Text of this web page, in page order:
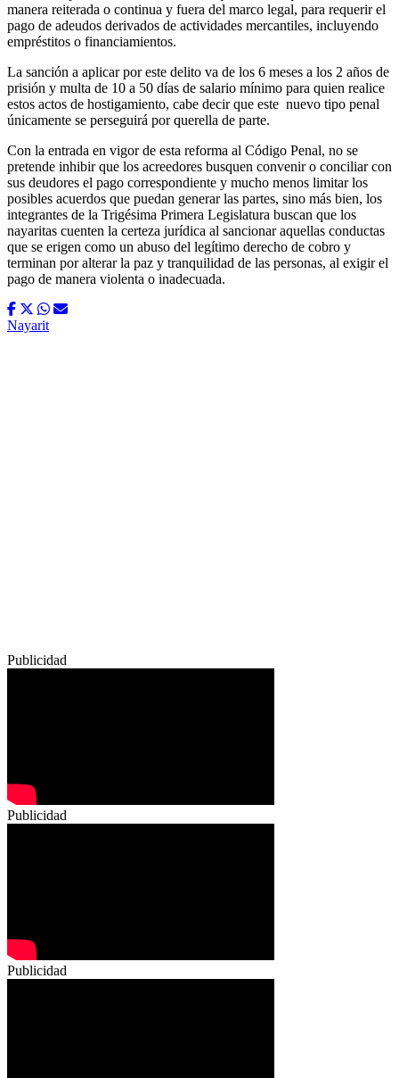
manera reiterada o continua y fuera del marco legal, para requerir el
pago de adeudos derivados de actividades mercantiles, incluyendo
empréstitos o financiamientos.
La sanción a aplicar por este delito va de los 6 meses a los 2 años de
prisión y multa de 10 a 50 días de salario mínimo para quien realice
estos actos de hostigamiento, cabe decir que este nuevo tipo penal
únicamente se perseguirá por querella de parte.
Con la entrada en vigor de esta reforma al Código Penal, no se
pretende inhibir que los acreedores busquen convenir o conciliar con
sus deudores el pago correspondiente y mucho menos limitar los
posibles acuerdos que puedan generar las partes, sino más bien, los
integrantes de la Trigésima Primera Legislatura buscan que los
nayaritas cuenten la certeza jurídica al sancionar aquellas conductas
que se erigen como un abuso del legítimo derecho de cobro y
terminan por alterar la paz y tranquilidad de las personas, al exigir el
pago de manera violenta o inadecuada.
Nayarit
Publicidad
Publicidad
Publicidad